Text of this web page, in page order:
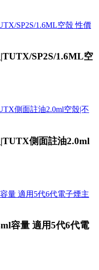
SP2S/1.6ML空
側面註油2.0ml
容量 適用5代6代電